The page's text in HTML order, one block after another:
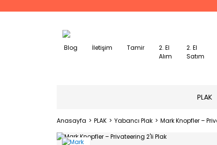
Blog İletişim Tamir
2. El
Alım
2. El
Satım
PLAK
Anasayfa PLAK Yabancı Plak Mark Knopfler –